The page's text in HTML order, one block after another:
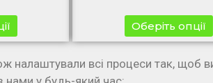
Оберіть опції
налаштували всі процеси так, щоб